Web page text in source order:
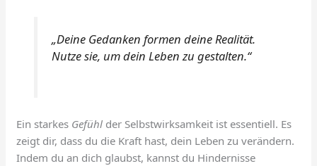
„Deine Gedanken formen deine Realität.
Nutze sie, um dein Leben zu gestalten.“
Ein starkes Gefühl der Selbstwirksamkeit ist essentiell. Es
zeigt dir, dass du die Kraft hast, dein Leben zu verändern.
Indem du an dich glaubst, kannst du Hindernisse